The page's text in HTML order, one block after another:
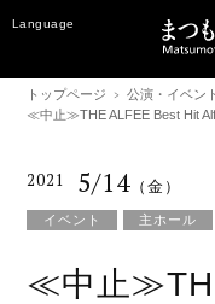
Language
トップページ
公演・イベント
≪中止≫THE ALFEE Best Hit
2021 5/14 （金）
イベント 主ホール
≪中止